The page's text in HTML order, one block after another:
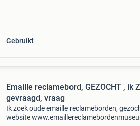
Gebruikt
Emaille reclamebord, GEZOCHT , ik ZOEK,
gevraagd, vraag
Ik zoek oude emaille reclameborden,
website